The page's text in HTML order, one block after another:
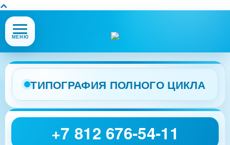
Открыть
или
меню
сайта
МЕНЮ
ТИПОГРАФИЯ ПОЛНОГО ЦИКЛА
+7 812 676-54-11